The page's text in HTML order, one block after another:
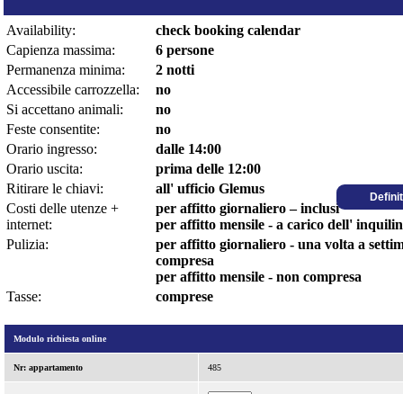
Availability:
check booking calendar
Capienza massima:
6 persone
Permanenza minima:
2 notti
Accessibile carrozzella:
no
Si accettano animali:
no
Feste consentite:
no
Orario ingresso:
dalle 14:00
Orario uscita:
prima delle 12:00
Ritirare le chiavi:
all' ufficio Glemus
Costi delle utenze +
internet:
per affitto giornaliero – inclusi
per affitto mensile - a carico dell'
Pulizia:
per affitto giornaliero - una volta a
compresa
per affitto mensile - non compresa
Tasse:
comprese
Modulo richiesta online
Nr: appartamento 485